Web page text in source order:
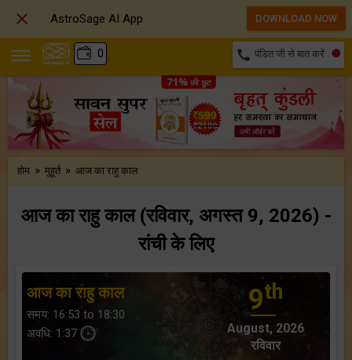
0 call पंडित जी से बात करें
होम » मुहूर्त » आज का राहु काल
आज का राहु काल (रविवार, अगस्त 9, 2026) -
रांची के लिए
आज का राहु काल
समय: 16:53 to 18:30
अवधि: 1:37
9th
August, 2026
रविवार
 AstroSage AI App DOWNLOAD NOW